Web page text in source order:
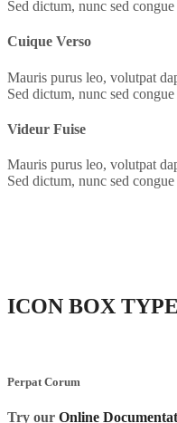
Sed dictum, nunc sed
Cuique Verso
Mauris purus leo, volutpat
Sed dictum, nunc sed
Videur Fuise
Mauris purus leo, volutpat
Sed dictum, nunc sed
ICON BOX
Perpat Corum
Try our Online